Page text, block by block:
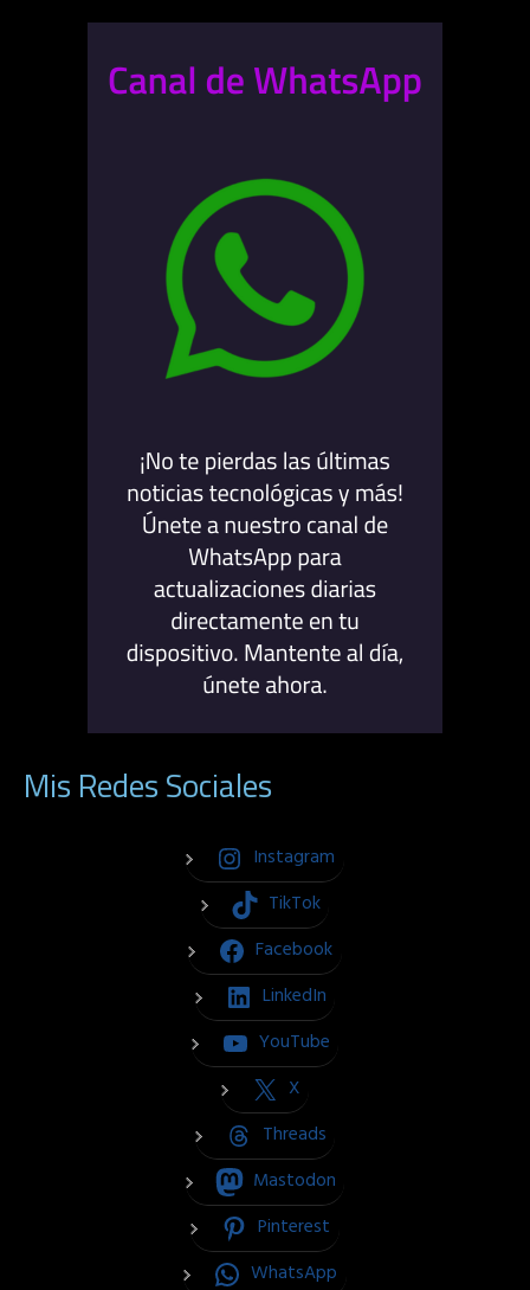
Mis Redes Sociales
Instagram
TikTok
Facebook
LinkedIn
YouTube
X
Threads
Mastodon
Pinterest
WhatsApp